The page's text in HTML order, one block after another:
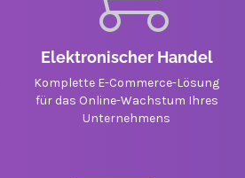
Elektronischer Handel
Komplette E-Commerce-Lösung
für das Online-Wachstum Ihres
Unternehmens